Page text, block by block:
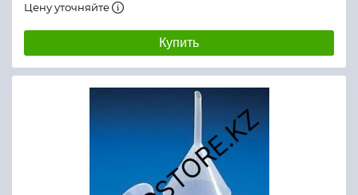
Цену уточняйте
Купить